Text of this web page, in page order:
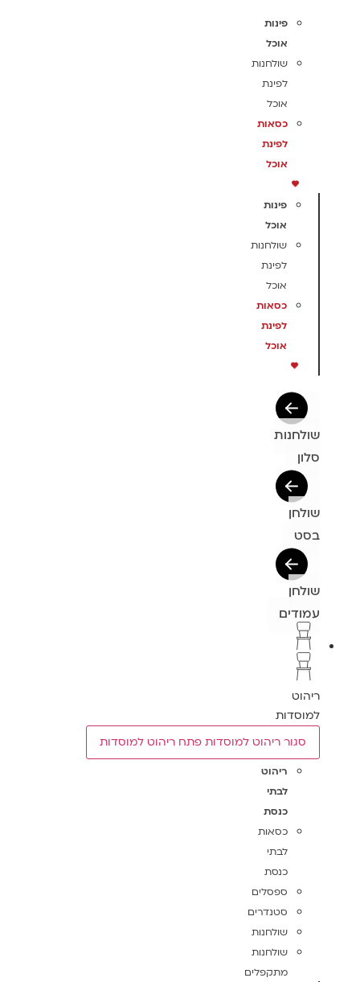
פינות
אוכל
שולחנות
לפינת
אוכל
כסאות
לפינת
אוכל
פינות
אוכל
שולחנות
לפינת
אוכל
כסאות
לפינת
אוכל
שולחנות
סלון
שולחן
בסט
שולחן
עמודים
ריהוט
למוסדות
סגור ריהוט למוסדות פתח ריהוט למוסדות
ריהוט
לבתי
כנסת
כסאות
לבתי
כנסת
ספסלים
סטנדרים
שולחנות
שולחנות
מתקפלים